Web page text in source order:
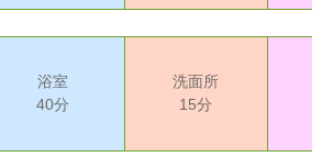
浴室
40分
洗面所
15分